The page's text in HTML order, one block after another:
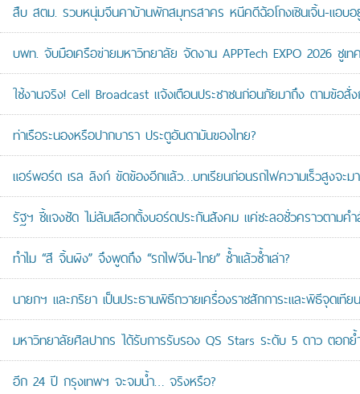
สืบ สตม. รวบหนุ่มจีนคาบ้านพักสมุทรสาคร หนีคดีฉ้อโกงเซินเจิ้น-แอบอ
บพท. จับมือเครือข่ายมหาวิทยาลัย จัดงาน APPTech EXPO 2026 ชูเ
ใช้งานจริง! Cell Broadcast แจ้งเตือนประชาชนก่อนภัยมาถึง ตามข้อสั่
ท่าเรือระนองหรือปากบารา ประตูอันดามันของไทย?
แอร์พอร์ต เรล ลิงก์ ขัดข้องอีกแล้ว…บทเรียนก่อนรถไฟความเร็วสูงจะม
รัฐฯ ชี้แจงชัด ไม่ล้มเลือกตั้งบอร์ดประกันสังคม แค่ชะลอชั่วคราวตามค
ทำไม “สี จิ้นผิง” จึงพูดถึง “รถไฟจีน-ไทย” ซ้ำแล้วซ้ำเล่า?
นายกฯ และภริยา เป็นประธานพิธีถวายเครื่องราชสักการะและพิธีจุดเ
มหาวิทยาลัยศิลปากร ได้รับการรับรอง QS Stars ระดับ 5 ดาว ตอก
อีก 24 ปี กรุงเทพฯ จะจมน้ำ… จริงหรือ?